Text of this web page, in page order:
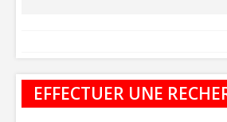
EFFECTUER UNE